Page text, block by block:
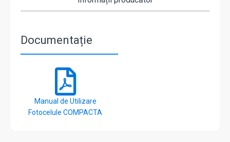
Documentație
Manual de Utilizare
Fotocelule COMPACTA